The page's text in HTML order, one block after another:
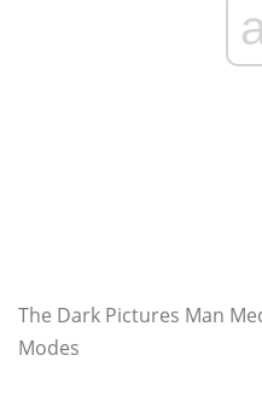
The Dark Pictures Man
Modes